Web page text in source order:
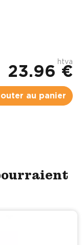
htva
23.96 €
au panier